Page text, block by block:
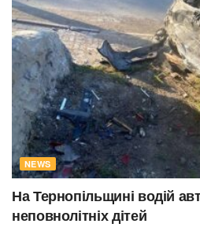
NEWS
На Тернопільщині водій
неповнолітніх дітей